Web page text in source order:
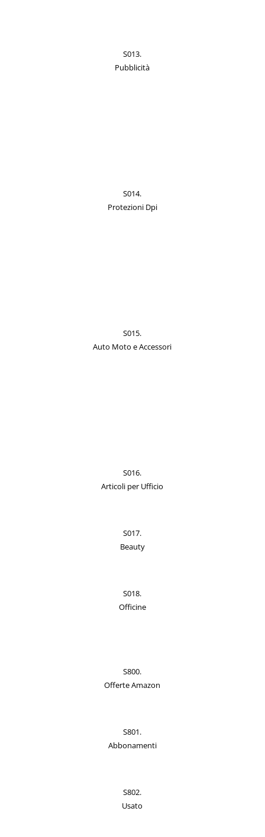
S013.
Pubblicità
S014.
Protezioni Dpi
S015.
Auto Moto e Accessori
S016.
Articoli per Ufficio
S017.
Beauty
S018.
Officine
S800.
Offerte Amazon
S801.
Abbonamenti
S802.
Usato